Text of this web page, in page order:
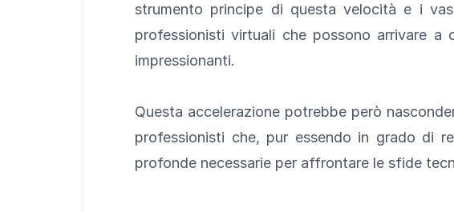
strumento principe di questa velocità e i
professionisti virtuali che possono arrivare
impressionanti.
Questa accelerazione potrebbe però
professionisti che, pur essendo in grado di
profonde necessarie per affrontare le sfide